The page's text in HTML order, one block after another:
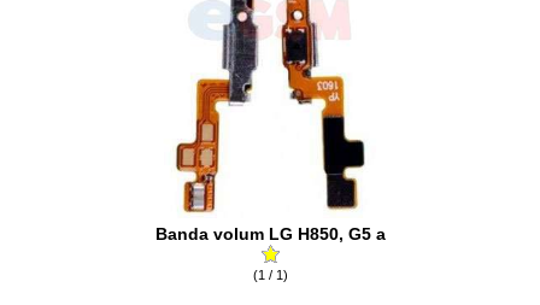
Banda volum LG H850, G5 a
(1 / 1)